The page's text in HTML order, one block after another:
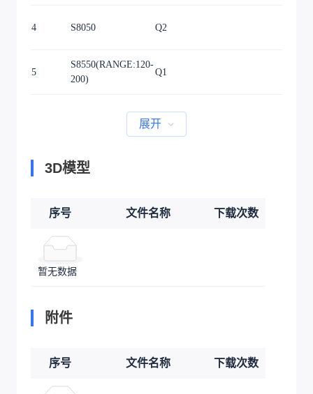
4 S8050 Q2
5
S8550(RANGE:120-
200)
Q1
展开
3D模型
序号 文件名称 下载次数
暂无数据
附件
序号 文件名称 下载次数